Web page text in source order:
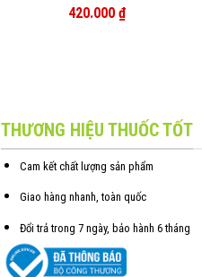
420.000 ₫
THƯƠNG HIỆU THUỐC TỐT
Cam kết chất lượng sản phẩm
Giao hàng nhanh, toàn quốc
Đổi trả trong 7 ngày, bảo hành 6 tháng